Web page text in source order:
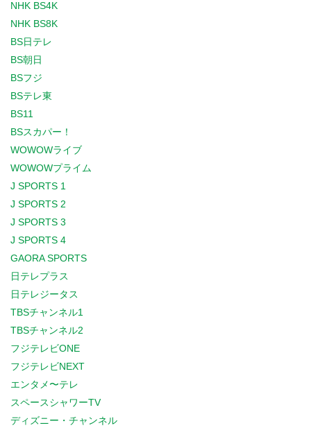
NHK BS4K
NHK BS8K
BS日テレ
BS朝日
BSフジ
BSテレ東
BS11
BSスカパー！
WOWOWライブ
WOWOWプライム
J SPORTS 1
J SPORTS 2
J SPORTS 3
J SPORTS 4
GAORA SPORTS
日テレプラス
日テレジータス
TBSチャンネル1
TBSチャンネル2
フジテレビONE
フジテレビNEXT
エンタメ〜テレ
スペースシャワーTV
ディズニー・チャンネル